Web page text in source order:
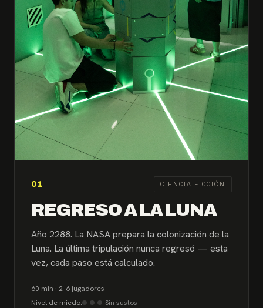
01 CIENCIA FICCIÓN
REGRESO A LA LUNA
Año 2288. La NASA prepara la colonización de la
Luna. La última tripulación nunca regresó — esta
vez, cada paso está calculado.
60 min · 2–6 jugadores
Nivel de miedo:
Sin sustos